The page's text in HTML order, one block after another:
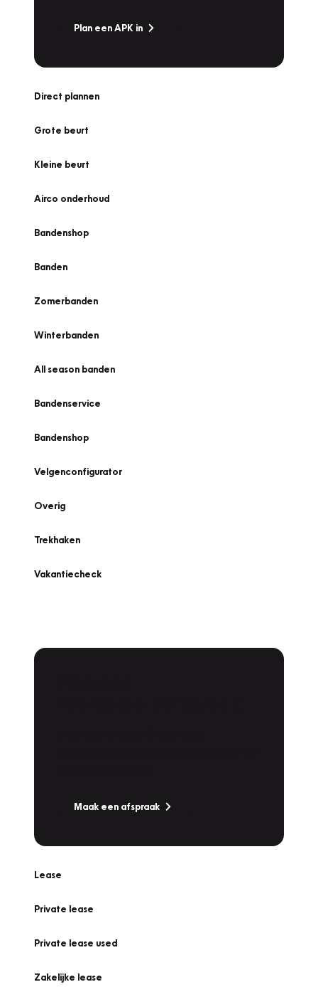
Plan een APK in
Direct plannen
Grote beurt
Kleine beurt
Airco onderhoud
Bandenshop
Banden
Zomerbanden
Winterbanden
All season banden
Bandenservice
Bandenshop
Velgenconfigurator
Overig
Trekhaken
Vakantiecheck
Maak een afspraak
Lease
Private lease
Private lease used
Zakelijke lease